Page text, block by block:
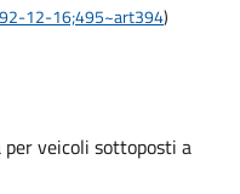
12-16;495~art394)
veicoli sottoposti a